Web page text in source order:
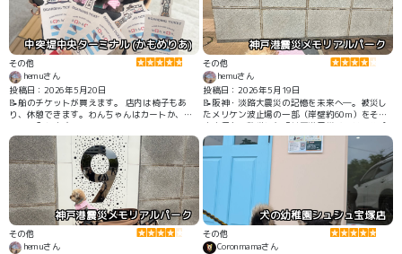
中突堤中央ターミナル (かもめりあ)
その他
hemuさん
投稿日：2026年5月20日
📝船のチケットが買えます。 店内は椅子もあ
り、休憩できます。わんちゃんはカートか、抱
っこで入れます。
神戸港震災メモリアルパーク
その他
hemuさん
投稿日：2026年5月19日
📝阪神・淡路大震災の記憶を未来へ―。被災し
たメリケン波止場の一部（岸壁約60m）をその
まま保存・整備した「神戸港震災メモリアルパ
ーク」 わんちゃんと一緒に行けれます。 となり
に芝生もありお散歩できます。
神戸港震災メモリアルパーク
その他
hemuさん
犬の幼稚園シュシュ宝塚店
その他
Coronmamaさん